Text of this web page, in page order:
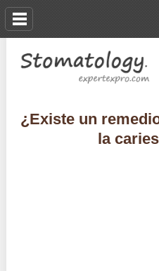
¿Existe un
la